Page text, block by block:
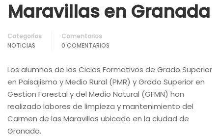
Maravillas en Granada
Categorías
NOTICIAS
Comentarios
0 COMENTARIOS
Los alumnos de los Ciclos Formativos de Grado Superior
en Paisajismo y Medio Rural (PMR) yGrado Superior en
Gestion Forestal y del Medio Natural (GFMN) han
realizado labores de limpieza y mantenimiento del
Carmen de las Maravillas ubicado en la ciudad de
Granada.